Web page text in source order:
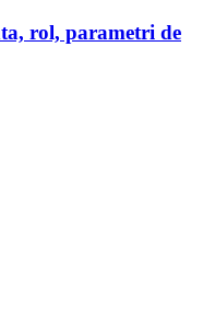
rol, parametri de